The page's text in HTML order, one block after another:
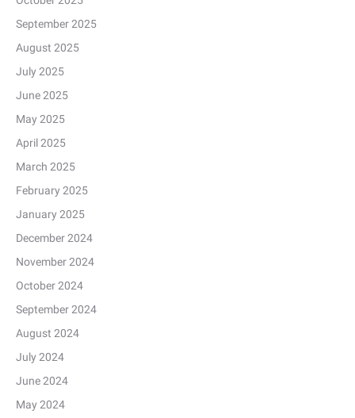
September 2025
August 2025
July 2025
June 2025
May 2025
April 2025
March 2025
February 2025
January 2025
December 2024
November 2024
October 2024
September 2024
August 2024
July 2024
June 2024
May 2024